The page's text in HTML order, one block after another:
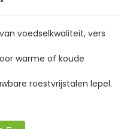
voedselkwaliteit, vers
warme of koude
roestvrijstalen lepel.